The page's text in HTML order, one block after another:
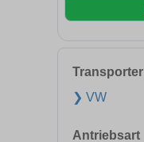
Transporter
❯ VW
Antriebsart